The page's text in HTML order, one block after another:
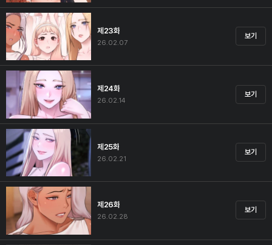
제23화
26.02.07
보기
제24화
26.02.14
보기
제25화
26.02.21
보기
제26화
26.02.28
보기